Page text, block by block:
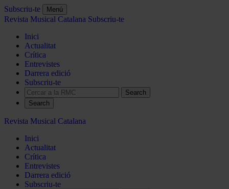
Subscriu-te Menú
Revista Musical Catalana Subscriu-te
Inici
Actualitat
Crítica
Entrevistes
Darrera edició
Subscriu-te
Search
Revista Musical Catalana
Inici
Actualitat
Crítica
Entrevistes
Darrera edició
Subscriu-te